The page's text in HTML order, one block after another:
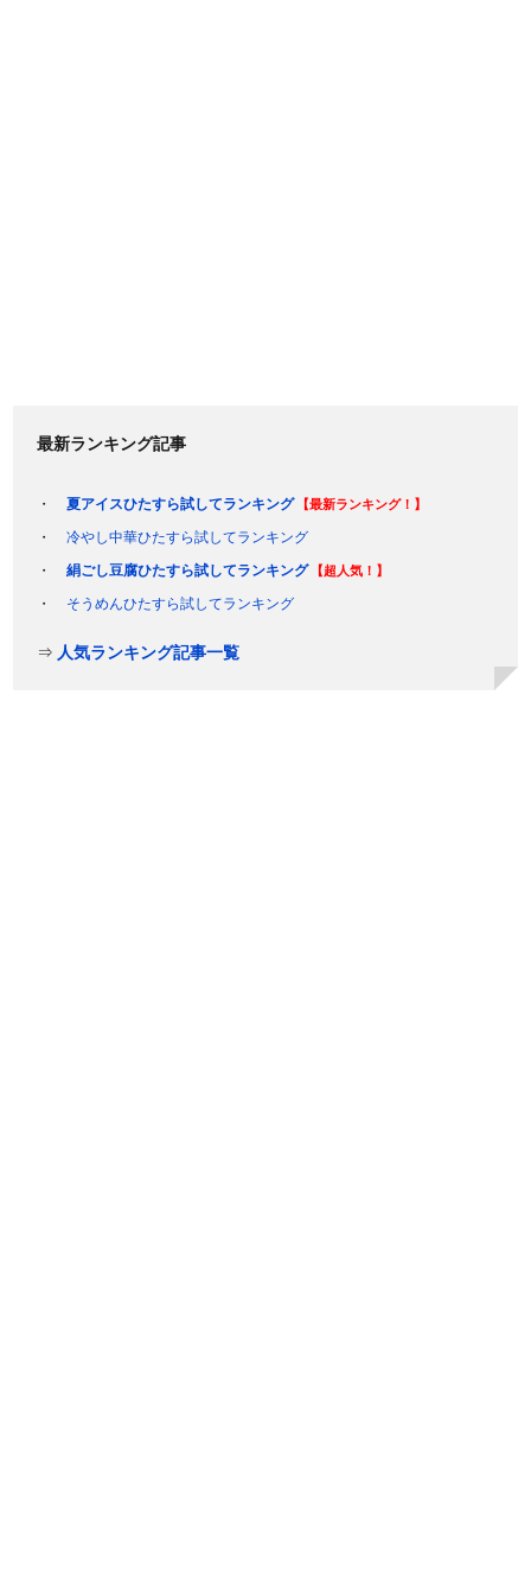
最新ランキング記事
夏アイスひたすら試してランキング 【最新ランキング！】
冷やし中華ひたすら試してランキング
絹ごし豆腐ひたすら試してランキング
【超人気！】
そうめんひたすら試してランキング
⇒ 人気ランキング記事一覧